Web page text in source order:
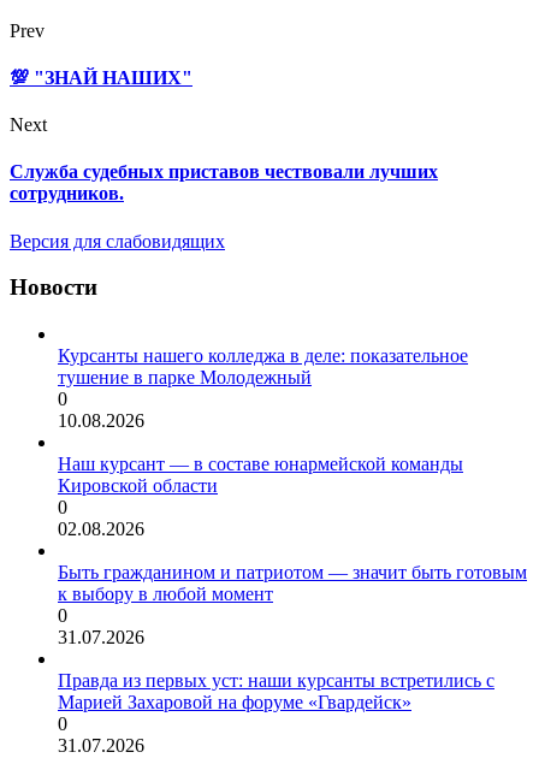
Prev
💯 "ЗНАЙ НАШИХ"
Next
Служба судебных приставов чествовали лучших
сотрудников.
Версия для слабовидящих
Новости
Курсанты нашего колледжа в деле: показательное
тушение в парке Молодежный
0
10.08.2026
Наш курсант — в составе юнармейской команды
Кировской области
0
02.08.2026
Быть гражданином и патриотом — значит быть готовым
к выбору в любой момент
0
31.07.2026
Правда из первых уст: наши курсанты встретились с
Марией Захаровой на форуме «Гвардейск»
0
31.07.2026